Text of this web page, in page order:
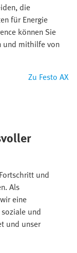
die
für Energie
können Sie
und mithilfe von
Zu Festo AX
und
Als
eine
und
und unser